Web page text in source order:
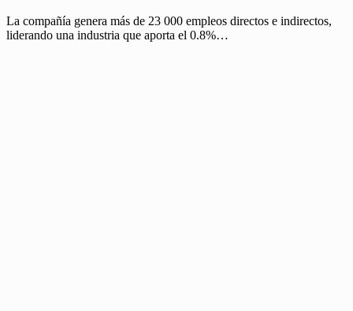
La compañía genera más de 23 000 empleos directos e indirectos,
liderando una industria que aporta el 0.8%…